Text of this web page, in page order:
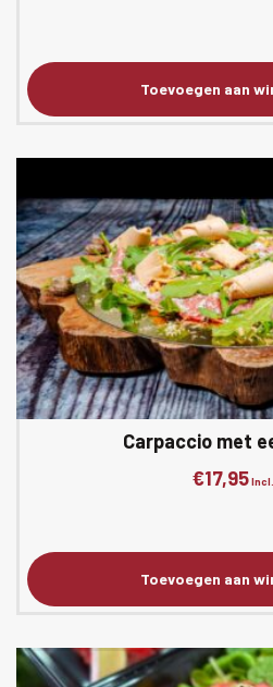
Toevoegen aan
Toevoegen aan
Carpaccio met
€17,95